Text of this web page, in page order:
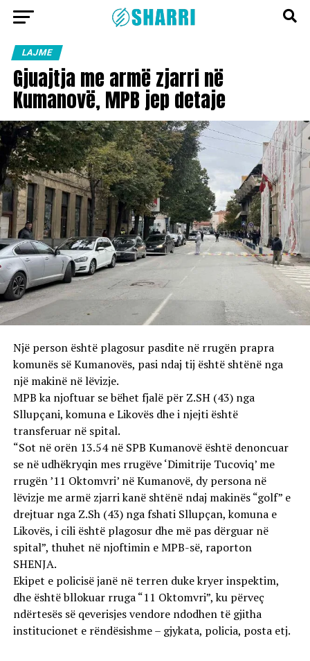
LAJME
Gjuajtja me armë zjarri në
Kumanovë, MPB jep detaje
Një person është plagosur pasdite në rrugën prapra
komunës së Kumanovës, pasi ndaj tij është shtënë nga
një makinë në lëvizje.
MPB ka njoftuar se bëhet fjalë për Z.SH (43) nga
Sllupçani, komuna e Likovës dhe i njejti është
transferuar në spital.
“Sot në orën 13.54 në SPB Kumanovë është denoncuar
se në udhëkryqin mes rrugëve ‘Dimitrije Tucoviq’ me
rrugën ’11 Oktomvri’ në Kumanovë, dy persona në
lëvizje me armë zjarri kanë shtënë ndaj makinës “golf” e
drejtuar nga Z.Sh (43) nga fshati Sllupçan, komuna e
Likovës, i cili është plagosur dhe më pas dërguar në
spital”, thuhet në njoftimin e MPB-së, raporton
SHENJA.
Ekipet e policisë janë në terren duke kryer inspektim,
dhe është bllokuar rruga “11 Oktomvri”, ku përveç
ndërtesës së qeverisjes vendore ndodhen të gjitha
institucionet e rëndësishme – gjykata, policia, posta etj.